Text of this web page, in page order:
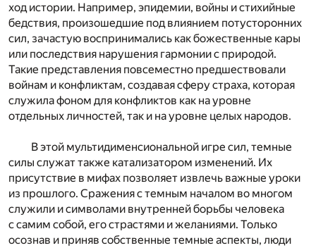
ход истории. Например, эпидемии, войны и стихийные
бедствия, произошедшие под влиянием потусторонних
сил, зачастую воспринимались как божественные кары
или последствия нарушения гармонии с природой.
Такие представления повсеместно предшествовали
войнам и конфликтам, создавая сферу страха, которая
служила фоном для конфликтов как на уровне
отдельных личностей, так и на уровне целых народов.
В этой мультидименсиональной игре сил, темные
силы служат также катализатором изменений. Их
присутствие в мифах позволяет извлечь важные уроки
из прошлого. Сражения с темным началом во многом
служили и символами внутренней борьбы человека
с самим собой, его страстями и желаниями. Только
осознав и приняв собственные темные аспекты, люди